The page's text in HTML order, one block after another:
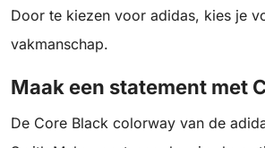
Door te kiezen voor adidas, kies je
vakmanschap.
Maak een statement met
De Core Black colorway van de